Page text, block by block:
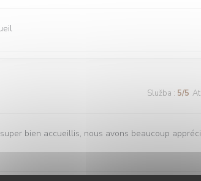
Služba : 5/5
bien accueillis, nous avons beaucoup